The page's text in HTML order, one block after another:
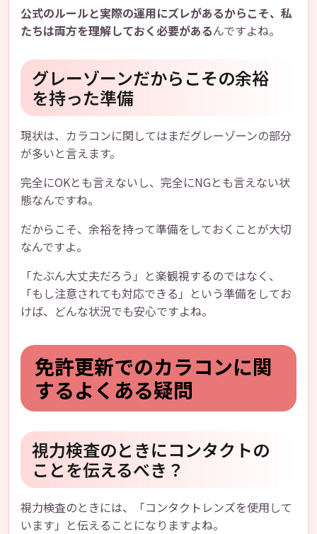
公式のルールと実際の運用にズレがあるからこそ、私
たちは両方を理解しておく必要があるんですよね。
グレーゾーンだからこその余裕
を持った準備
現状は、カラコンに関してはまだグレーゾーンの部分
が多いと言えます。
完全にOKとも言えないし、完全にNGとも言えない状
態なんですね。
だからこそ、余裕を持って準備をしておくことが大切
なんですよ。
「たぶん大丈夫だろう」と楽観視するのではなく、
「もし注意されても対応できる」という準備をしてお
けば、どんな状況でも安心ですよね。
免許更新でのカラコンに関
するよくある疑問
視力検査のときにコンタクトの
ことを伝えるべき？
視力検査のときには、「コンタクトレンズを使用して
います」と伝えることになりますよね。